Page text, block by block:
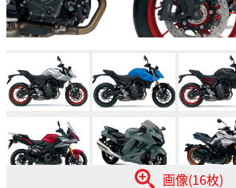
画像(16枚)